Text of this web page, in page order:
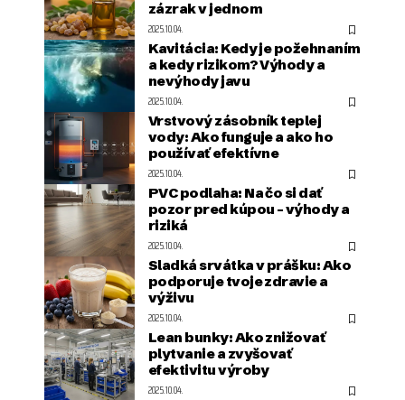
zázrak v jednom
2025.10.04.
Kavitácia: Kedy je požehnaním
a kedy rizikom? Výhody a
nevýhody javu
2025.10.04.
Vrstvový zásobník teplej
vody: Ako funguje a ako ho
používať efektívne
2025.10.04.
PVC podlaha: Na čo si dať
pozor pred kúpou – výhody a
riziká
2025.10.04.
Sladká srvátka v prášku: Ako
podporuje tvoje zdravie a
výživu
2025.10.04.
Lean bunky: Ako znižovať
plytvanie a zvyšovať
efektivitu výroby
2025.10.04.